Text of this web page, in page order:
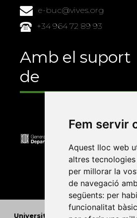
Fem servir
Aquest lloc web
altres
per millorar la
de navegació
següents: per
funcionalitat
e-buc@vives.org
+34 964 72 89 93
Amb el suport
de
Universitat Abat Oliba CEU